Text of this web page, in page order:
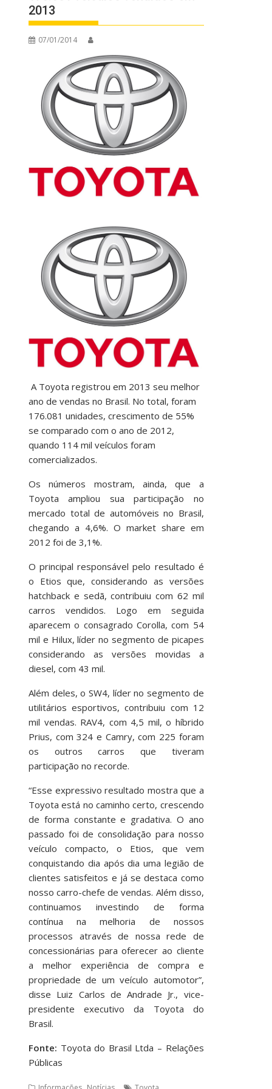
2013
07/01/2014
A Toyota registrou em 2013 seu melhor
ano de vendas no Brasil. No total, foram
176.081 unidades, crescimento de 55%
se comparado com o ano de 2012,
quando 114 mil veículos foram
comercializados.
Os números mostram, ainda, que a
Toyota ampliou sua participação no
mercado total de automóveis no Brasil,
chegando a 4,6%. O market share em
2012 foi de 3,1%.
O principal responsável pelo resultado é
o Etios que, considerando as versões
hatchback e sedã, contribuiu com 62 mil
carros vendidos. Logo em seguida
aparecem o consagrado Corolla, com 54
mil e Hilux, líder no segmento de picapes
considerando as versões movidas a
diesel, com 43 mil.
Além deles, o SW4, líder no segmento de
utilitários esportivos, contribuiu com 12
mil vendas. RAV4, com 4,5 mil, o híbrido
Prius, com 324 e Camry, com 225 foram
os outros carros que tiveram
participação no recorde.
“Esse expressivo resultado mostra que a
Toyota está no caminho certo, crescendo
de forma constante e gradativa. O ano
passado foi de consolidação para nosso
veículo compacto, o Etios, que vem
conquistando dia após dia uma legião de
clientes satisfeitos e já se destaca como
nosso carro-chefe de vendas. Além disso,
continuamos investindo de forma
contínua na melhoria de nossos
processos através de nossa rede de
concessionárias para oferecer ao cliente
a melhor experiência de compra e
propriedade de um veículo automotor”,
disse Luiz Carlos de Andrade Jr., vice-
presidente executivo da Toyota do
Brasil.
Fonte: Toyota do Brasil Ltda – Relações
Públicas